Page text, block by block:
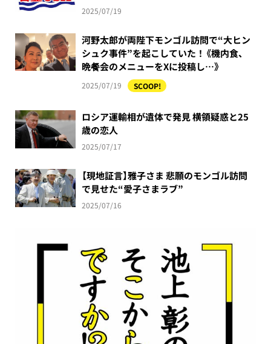
2025/07/19
河野太郎が両陛下モンゴル訪問で“大ヒン
シュク事件”を起こしていた！《機内食、
晩餐会のメニューをXに投稿し…》
2025/07/19 SCOOP!
ロシア運輸相が遺体で発見 横領疑惑と25
歳の恋人
2025/07/17
【現地証言】雅子さま 悲願のモンゴル訪問
で見せた“愛子さまラブ”
2025/07/16